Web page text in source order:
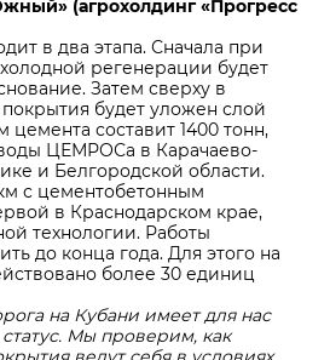
(агрохолдинг «Прогресс
в два этапа. Сначала при
регенерации будет
Затем сверху в
будет уложен слой
составит 1400 тонн,
ЦЕМРОСа в Карачаево-
и Белгородской области.
с цементобетонным
в Краснодарском крае,
технологии. Работы
до конца года. Для этого на
более 30 единиц
на Кубани имеет для нас
Мы проверим, как